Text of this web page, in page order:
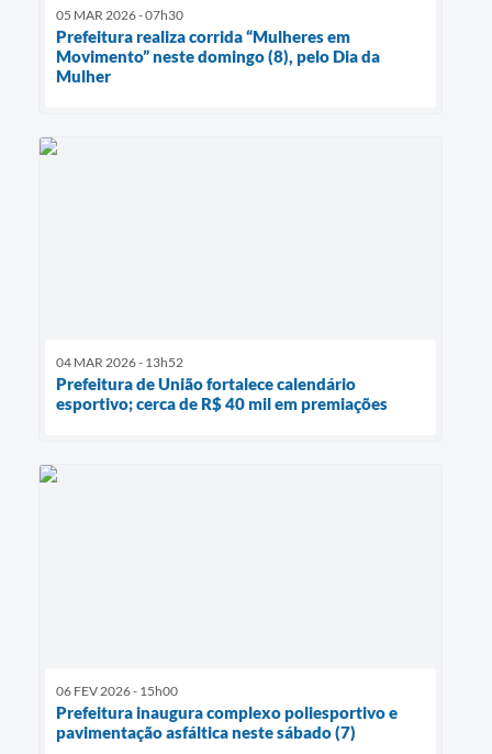
05 MAR 2026 - 07h30
Prefeitura realiza corrida “Mulheres em
Movimento” neste domingo (8), pelo Dia da
Mulher
04 MAR 2026 - 13h52
Prefeitura de União fortalece calendário
esportivo; cerca de R$ 40 mil em premiações
06 FEV 2026 - 15h00
Prefeitura inaugura complexo poliesportivo e
pavimentação asfáltica neste sábado (7)